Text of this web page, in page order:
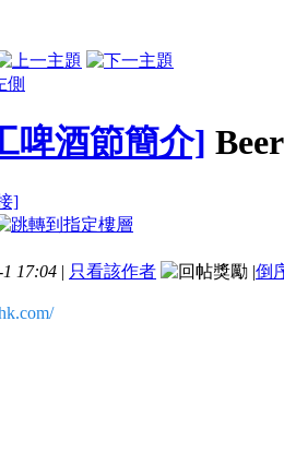
啤酒節簡介]
]
17:04 | 只看該作者 |倒